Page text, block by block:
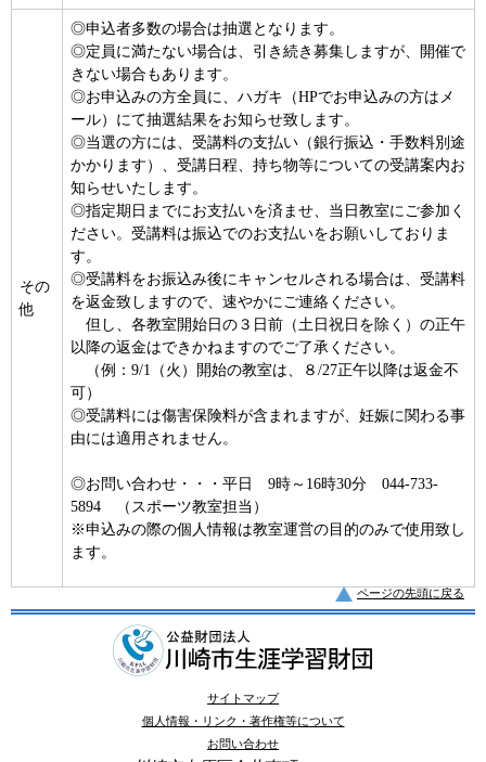
その
他
◎申込者多数の場合は抽選となります。
◎定員に満たない場合は、引き続き募集しますが、開催で
きない場合もあります。
◎お申込みの方全員に、ハガキ（HPでお申込みの方はメ
ール）にて抽選結果をお知らせ致します。
◎当選の方には、受講料の支払い（銀行振込・手数料別途
かかります）、受講日程、持ち物等についての受講案内お
知らせいたします。
◎指定期日までにお支払いを済ませ、当日教室にご参加く
ださい。受講料は振込でのお支払いをお願いしておりま
す。
◎受講料をお振込み後にキャンセルされる場合は、受講料
を返金致しますので、速やかにご連絡ください。
但し、各教室開始日の３日前（土日祝日を除く）の正午
以降の返金はできかねますのでご了承ください。
（例：9/1（火）開始の教室は、８/27正午以降は返金不
可）
◎受講料には傷害保険料が含まれますが、妊娠に関わる事
由には適用されません。
◎お問い合わせ・・・平日 9時～16時30分 044-733-
5894 （スポーツ教室担当）
※申込みの際の個人情報は教室運営の目的のみで使用致し
ます。
ページの先頭に戻る
サイトマップ
個人情報・リンク・著作権等について
お問い合わせ